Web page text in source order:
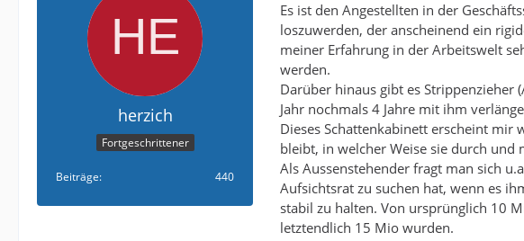
herzich
Fortgeschrittener
Beiträge 440
Es ist den Angestellten in der
loszuwerden, der anscheinend ein
meiner Erfahrung in der Arbeitswelt
werden.
Darüber hinaus gibt es Strippenzieher
Jahr nochmals 4 Jahre mit ihm
Dieses Schattenkabinett erscheint mir
bleibt, in welcher Weise sie durch und
Als Aussenstehender fragt man sich
Aufsichtsrat zu suchen hat, wenn es
stabil zu halten. Von ursprünglich 10
letztendlich 15 Mio wurden.